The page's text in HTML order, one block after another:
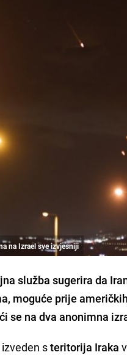
na Izrael sve izvjesniji
služba sugerira da
moguće prije
se na dva anonimna
izveden steritorija Iraka